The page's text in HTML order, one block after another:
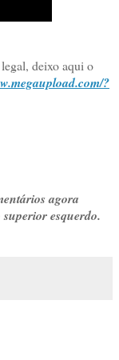
deixo aqui o
?
agora
esquerdo.